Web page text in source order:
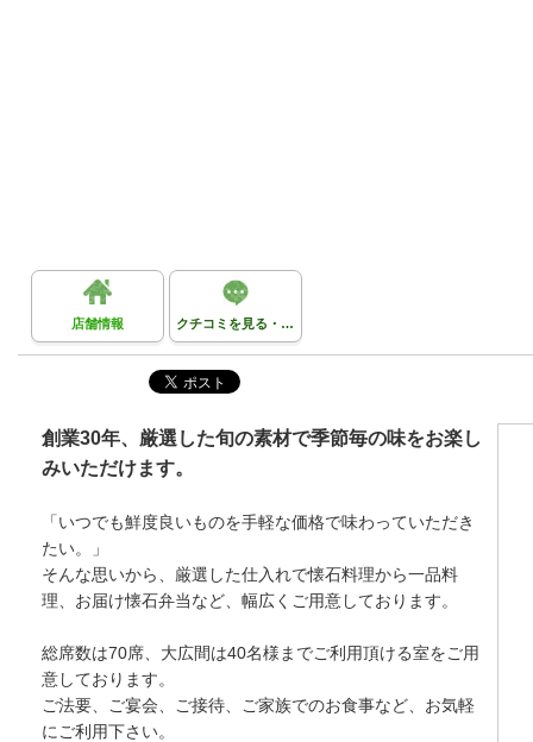
店舗情報 クチコミを見る・投稿する
創業30年、厳選した旬の素材で季節毎の味をお楽し
みいただけます。
「いつでも鮮度良いものを手軽な価格で味わっていただき
たい。」
そんな思いから、厳選した仕入れで懐石料理から一品料
理、お届け懐石弁当など、幅広くご用意しております。
総席数は70席、大広間は40名様までご利用頂ける室をご用
意しております。
ご法要、ご宴会、ご接待、ご家族でのお食事など、お気軽
にご利用下さい。